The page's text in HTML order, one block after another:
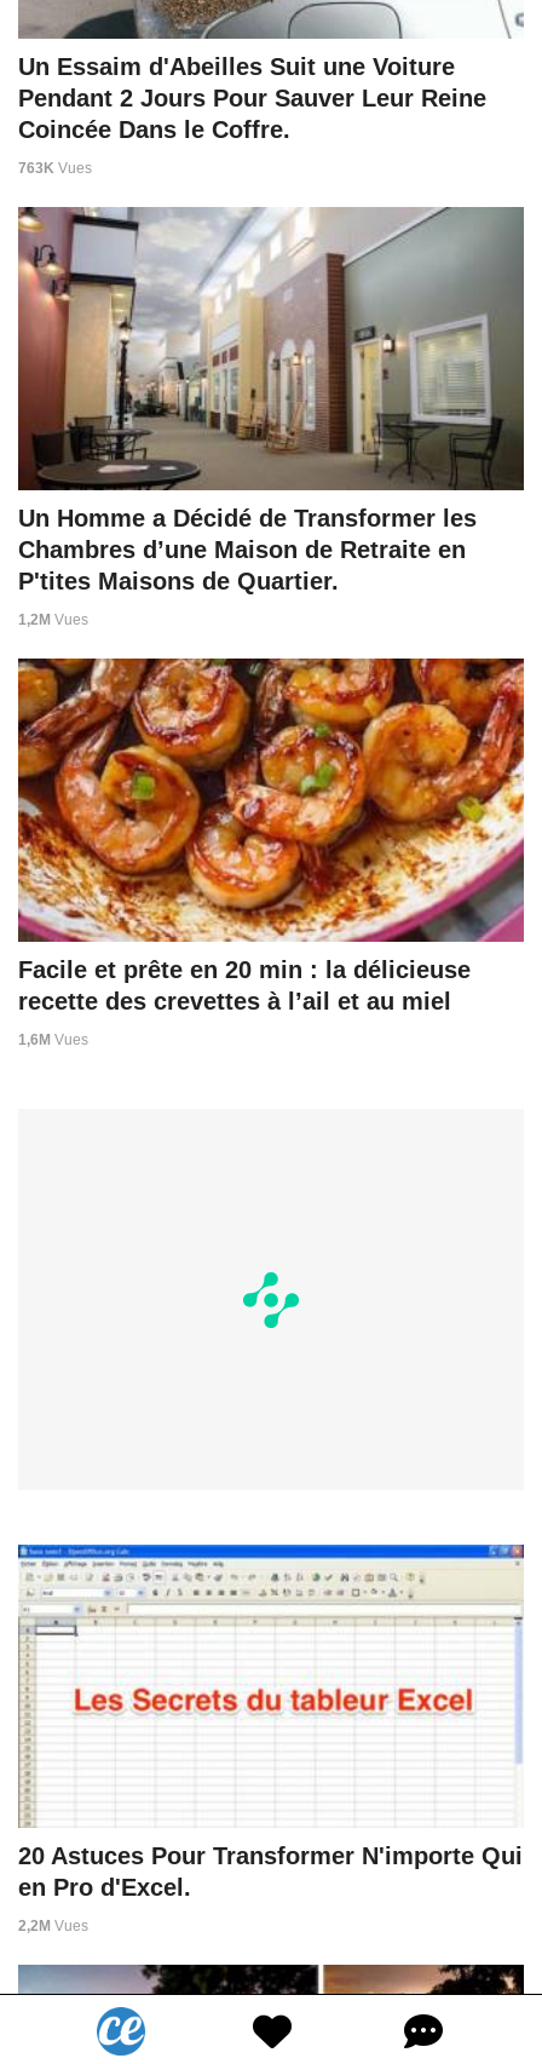
Un Essaim d'Abeilles Suit une Voiture
Pendant 2 Jours Pour Sauver Leur Reine
Coincée Dans le Coffre.
763K Vues
Un Homme a Décidé de Transformer les
Chambres d’une Maison de Retraite en
P'tites Maisons de Quartier.
1,2M Vues
Facile et prête en 20 min : la délicieuse
recette des crevettes à l’ail et au miel
1,6M Vues
20 Astuces Pour Transformer N'importe Qui
en Pro d'Excel.
2,2M Vues